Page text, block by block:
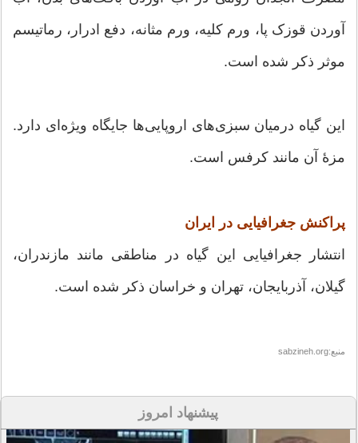
آوردن قوزک پا، ورم کلیه، ورم مثانه، دفع ادرار، رماتیسم
موثر ذکر شده است.
این گیاه درمیان سبزی‌های اروپایی‌ها جایگاه ویژه‌ای دارد.
مزهٔ آن مانند کرفس است.
پراکنش جغرافیایی در ایران
انتشار جغرافیایی این گیاه در مناطقی مانند مازندران،
گیلان، آذربایجان، تهران و خراسان ذکر شده است.
منبع:sabzineh.org
پیشنهاد امروز